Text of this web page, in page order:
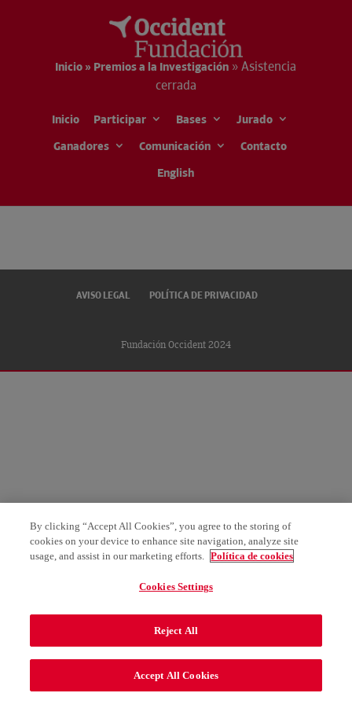
Inicio » Premios a la Investigación »Asistencia
cerrada
Inicio Participar Bases
Jurado
Ganadores
Comunicación
Contacto
English
de presentación de candidaturas a los
AVISO LEGAL POLÍTICA DE PRIVACIDAD
Fundación Occident 2024
By clicking “Accept All Cookies”, you agree to the storing of
cookies on your device to enhance site navigation, analyze site
usage, and assist in our marketing efforts. Política de cookies
Cookies Settings
Reject All
Accept All Cookies